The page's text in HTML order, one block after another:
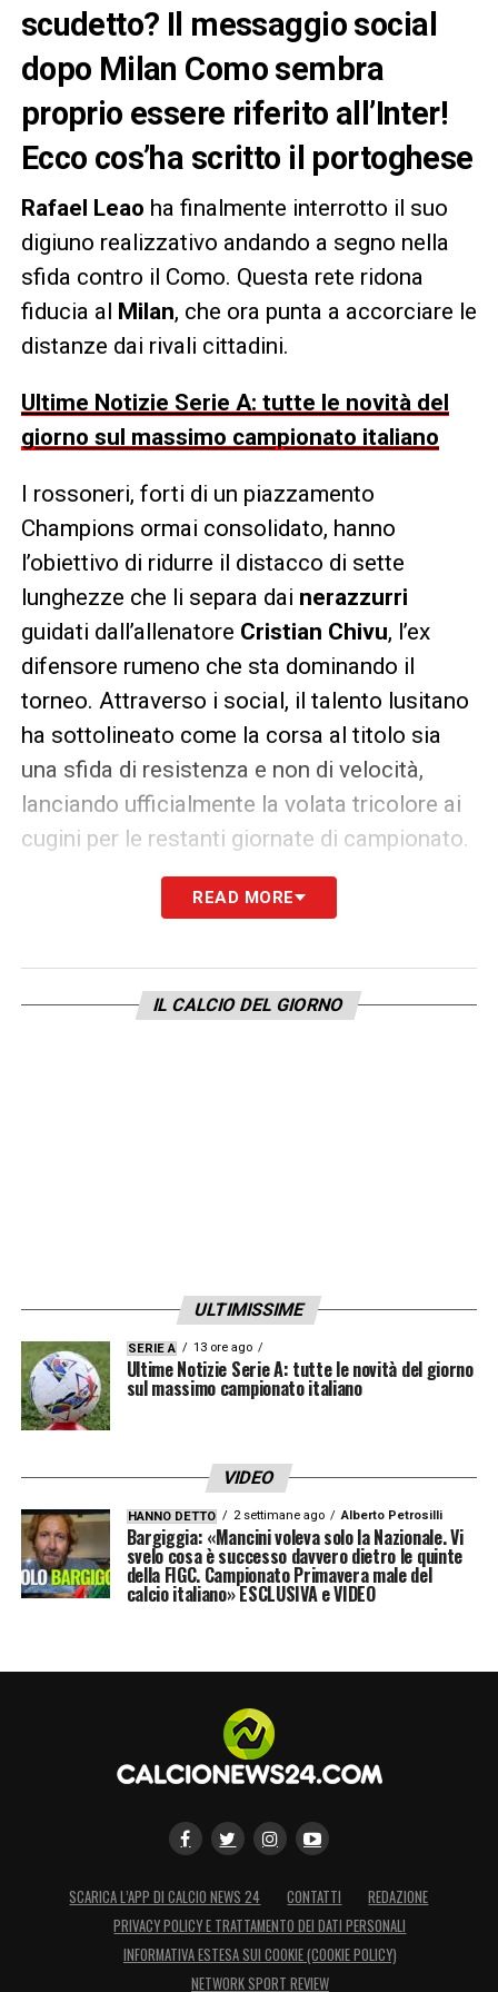
scudetto? Il messaggio social
dopo Milan Como sembra
proprio essere riferito all’Inter!
Ecco cos’ha scritto il portoghese
Rafael Leao ha finalmente interrotto il suo
digiuno realizzativo andando a segno nella
sfida contro il Como. Questa rete ridona
fiducia al Milan, che ora punta a accorciare le
distanze dai rivali cittadini.
Ultime Notizie Serie A: tutte le novità del
giorno sul massimo campionato italiano
I rossoneri, forti di un piazzamento
Champions ormai consolidato, hanno
l’obiettivo di ridurre il distacco di sette
lunghezze che li separa dai nerazzurri
guidati dall’allenatore Cristian Chivu, l’ex
difensore rumeno che sta dominando il
torneo. Attraverso i social, il talento lusitano
ha sottolineato come la corsa al titolo sia
una sfida di resistenza e non di velocità,
lanciando ufficialmente la volata tricolore ai
cugini per le restanti giornate di campionato.
IL MESSAGGIO– «Non è uno sprint, ma una
maratona
».
READ MORE
IL CALCIO DEL GIORNO
ULTIMISSIME
SERIE A 13 ore ago
Ultime Notizie Serie A: tutte le novità del giorno
sul massimo campionato italiano
VIDEO
HANNO DETTO 2 settimane ago Alberto Petrosilli
Bargiggia: «Mancini voleva solo la Nazionale. Vi
svelo cosa è successo davvero dietro le quinte
della FIGC. Campionato Primavera male del
calcio italiano» ESCLUSIVA e VIDEO
SCARICA L’APP DI CALCIO NEWS 24 CONTATTI
REDAZIONE
PRIVACY POLICY E TRATTAMENTO DEI DATI PERSONALI
INFORMATIVA ESTESA SUI COOKIE (COOKIE POLICY)
NETWORK SPORT REVIEW